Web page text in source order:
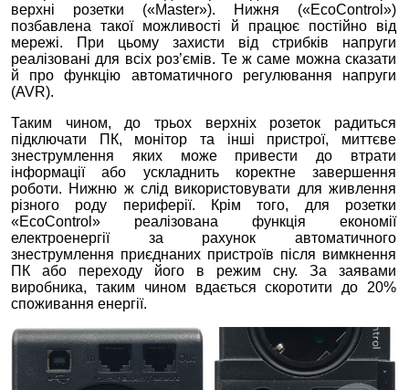
верхні розетки («Master»). Нижня («EcoControl»)
позбавлена такої можливості й працює постійно від
мережі. При цьому захисти від стрибків напруги
реалізовані для всіх роз’ємів. Те ж саме можна сказати
й про функцію автоматичного регулювання напруги
(AVR).
Таким чином, до трьох верхніх розеток радиться
підключати ПК, монітор та інші пристрої, миттєве
знеструмлення яких може привести до втрати
інформації або ускладнить коректне завершення
роботи. Нижню ж слід використовувати для живлення
різного роду периферії. Крім того, для розетки
«EcoControl» реалізована функція економії
електроенергії за рахунок автоматичного
знеструмлення приєднаних пристроїв після вимкнення
ПК або переходу його в режим сну. За заявами
виробника, таким чином вдається скоротити до 20%
споживання енергії.